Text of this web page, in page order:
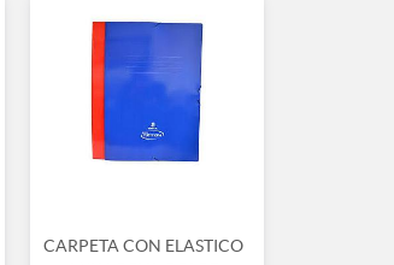
CARPETA CON ELASTICO